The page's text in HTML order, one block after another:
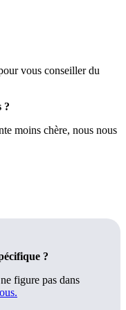
vous conseiller du
?
moins chère, nous nous
?
figure pas dans